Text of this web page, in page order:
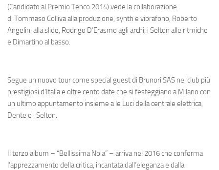
(Candidato al Premio Tenco 2014) vede la collaborazione
di Tommaso Colliva alla produzione, synth e vibrafono, Roberto
Angelini alla slide, Rodrigo D’Erasmo agli archi, i Selton alle ritmiche
e Dimartino al basso.
Segue un nuovo tour come special guest di Brunori SAS nei club più
prestigiosi d‘Italia e oltre cento date che si festeggiano a Milano con
un ultimo appuntamento insieme a le Luci della centrale elettrica,
Dente e i Selton.
Il terzo album – “Bellissima Noia” – arriva nel 2016 che conferma
l’apprezzamento della critica, incantata dall’eleganza e dalla